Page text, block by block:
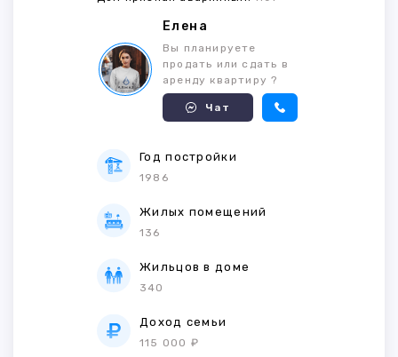
Елена
Вы планируете
продать или сдать в
аренду квартиру ?
Чат
Год постройки
1986
Жилых помещений
136
Жильцов в доме
340
Доход семьи
115 000 ₽